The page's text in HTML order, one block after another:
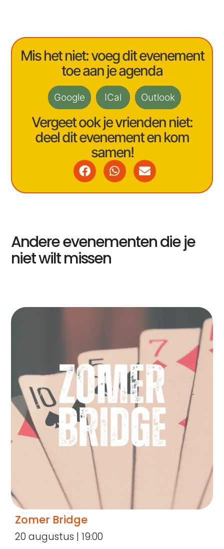
Mis het niet: voeg dit evenement
toe aan je agenda
Google ICal Outlook
Vergeet ook je vrienden niet:
deel dit evenement en kom
samen!
Andere evenementen die je
niet wilt missen
Zomer Bridge
20 augustus | 19:00